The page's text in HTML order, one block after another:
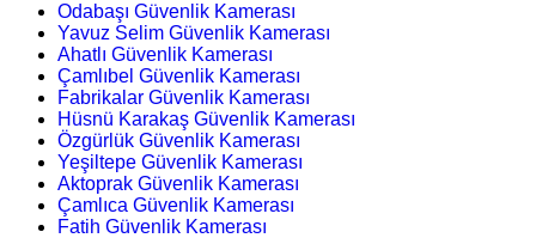
Odabaşı Güvenlik Kamerası
Yavuz Selim Güvenlik Kamerası
Ahatlı Güvenlik Kamerası
Çamlıbel Güvenlik Kamerası
Fabrikalar Güvenlik Kamerası
Hüsnü Karakaş Güvenlik Kamerası
Özgürlük Güvenlik Kamerası
Yeşiltepe Güvenlik Kamerası
Aktoprak Güvenlik Kamerası
Çamlıca Güvenlik Kamerası
Fatih Güvenlik Kamerası